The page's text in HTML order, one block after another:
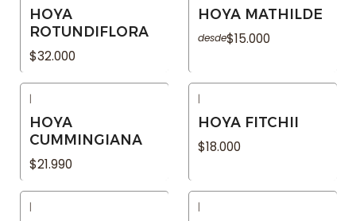
HOYA
ROTUNDIFLORA
$32.000
HOYA MATHILDE
desde$15.000
|
HOYA
CUMMINGIANA
$21.990
|
HOYA FITCHII
$18.000
| |